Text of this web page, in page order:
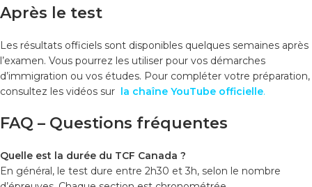
Après le test
Les résultats officiels sont disponibles quelques semaines après
l’examen. Vous pourrez les utiliser pour vos démarches
d’immigration ou vos études. Pour compléter votre préparation,
consultez les vidéos sur la chaîne YouTube officielle.
FAQ – Questions fréquentes
Quelle est la durée du TCF Canada ?
En général, le test dure entre 2h30 et 3h, selon le nombre